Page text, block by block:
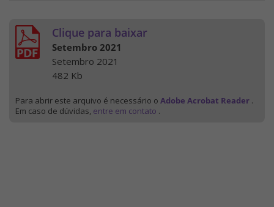
Clique para baixar
Setembro 2021
Setembro 2021
482 Kb
Para abrir este arquivo é necessário o Adobe Acrobat Reader .
Em caso de dúvidas, entre em contato .